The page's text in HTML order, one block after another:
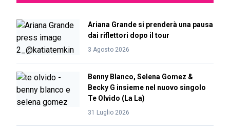
Ariana Grande si prenderà una pausa
dai riflettori dopo il tour
3 Agosto 2026
Benny Blanco, Selena Gomez &
Becky G insieme nel nuovo singolo
Te Olvido (La La)
31 Luglio 2026